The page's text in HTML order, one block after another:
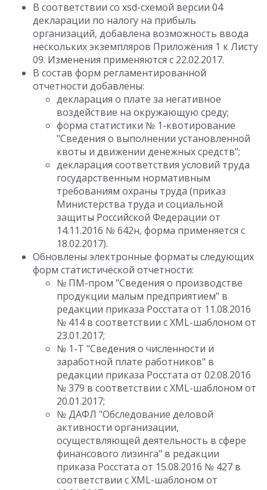
В соответствии со xsd-схемой версии 04
декларации по налогу на прибыль
организаций, добавлена возможность ввода
нескольких экземпляров Приложения 1 к Листу
09. Изменения применяются с 22.02.2017.
В состав форм регламентированной
отчетности добавлены:
декларация о плате за негативное
воздействие на окружающую среду;
форма статистики № 1-квотирование
"Сведения о выполнении установленной
квоты и движении денежных средств";
декларация соответствия условий труда
государственным нормативным
требованиям охраны труда (приказ
Министерства труда и социальной
защиты Российской Федерации от
14.11.2016 № 642н, форма применяется с
18.02.2017).
Обновлены электронные форматы следующих
форм статистической отчетности:
№ ПМ-пром "Сведения о производстве
продукции малым предприятием" в
редакции приказа Росстата от 11.08.2016
№ 414 в соответствии с XML-шаблоном от
23.01.2017;
№ 1-Т "Сведения о численности и
заработной плате работников" в
редакции приказа Росстата от 02.08.2016
№ 379 в соответствии с XML-шаблоном от
20.01.2017;
№ ДАФЛ "Обследование деловой
активности организации,
осуществляющей деятельность в сфере
финансового лизинга" в редакции
приказа Росстата от 15.08.2016 № 427 в
соответствии с XML-шаблоном от